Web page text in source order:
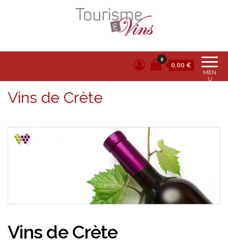
Tourisme et vins
MEN
U
0
0,00 €
Vins de Crète
Vins de Crète